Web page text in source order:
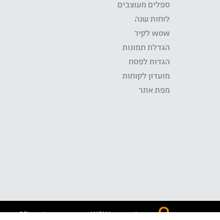
ספלים מעוצבים
לוחות שנה
wow לקיר
הגדלת תמונות
הגדות לפסח
מועדון לקוחות
מפת אתר
התשלום באתר WOW מאובטח בטכנולוגית SSL